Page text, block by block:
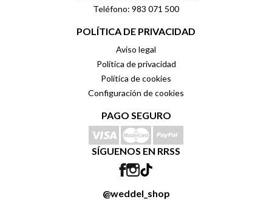
Teléfono: 983 071 500
POLÍTICA DE PRIVACIDAD
Aviso legal
Política de privacidad
Política de cookies
Configuración de cookies
PAGO SEGURO
SÍGUENOS EN RRSS
@weddel_shop